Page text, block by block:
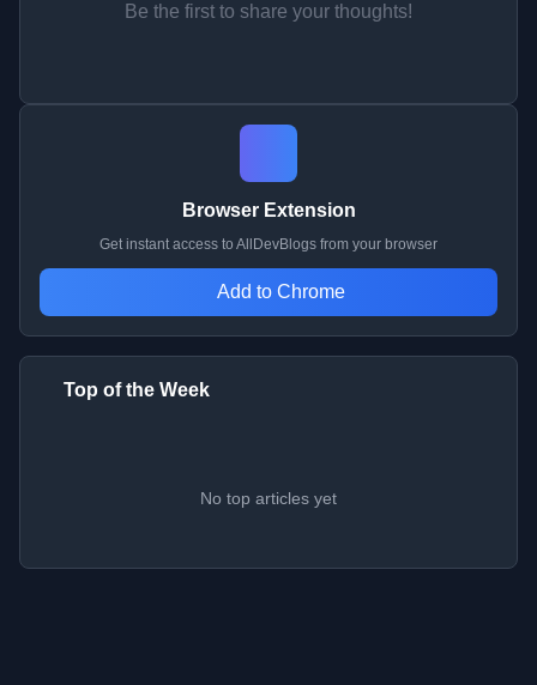
Be the first to share your thoughts!
Browser Extension
Get instant access to AllDevBlogs from your browser
Add to Chrome
Top of the Week
No top articles yet